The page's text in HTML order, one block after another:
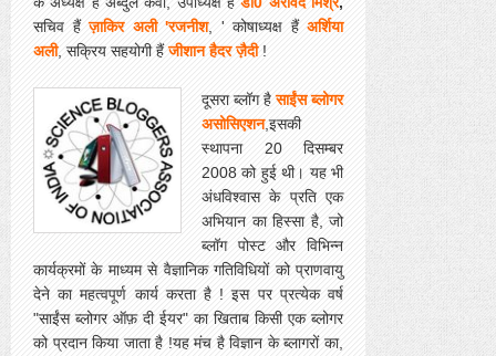
सचिव हैंज़ाकिर अली 'रजनीश, ' कोषाध्यक्ष हैं अर्शिया
अली, सक्रिय सहयोगी हैंजीशान हैदर ज़ैदी!
दूसरा ब्लॉग हैसाईंस ब्लोगर
असोसिएशन,इसकी
स्‍थापना 20 दिसम्‍बर
2008 को हुई थी। यह भी
अंधविश्वास के प्रति एक
अभियान का हिस्सा है, जो
ब्लॉग पोस्ट और विभिन्न
कार्यक्रमों के माध्यम से वैज्ञानिक गतिविधियों को प्राणवायु
देने का महत्वपूर्ण कार्य करता है ! इस पर प्रत्येक वर्ष
"साईंस ब्लोगर ऑफ़ दी ईयर" का खिताब किसी एक ब्लोगर
को प्रदान किया जाता है !यह मंच है विज्ञान के ब्लागरों का,